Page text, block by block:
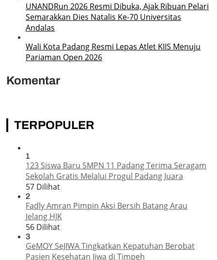
UNANDRun 2026 Resmi Dibuka, Ajak Ribuan Pelari
Semarakkan Dies Natalis Ke-70 Universitas
Andalas
Wali Kota Padang Resmi Lepas Atlet KIIS Menuju
Pariaman Open 2026
Komentar
TERPOPULER
1
123 Siswa Baru SMPN 11 Padang Terima Seragam
Sekolah Gratis Melalui Progul Padang Juara
57 Dilihat
2
Fadly Amran Pimpin Aksi Bersih Batang Arau
Jelang HJK
56 Dilihat
3
GeMOY SeJIWA Tingkatkan Kepatuhan Berobat
Pasien Kesehatan Jiwa di Timpeh